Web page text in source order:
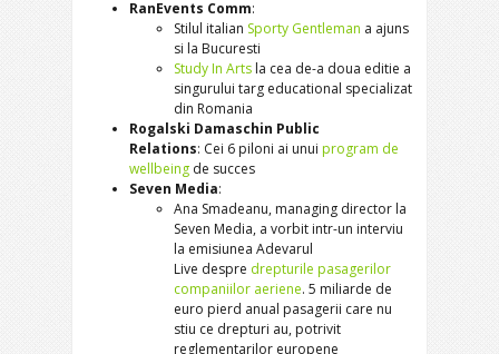
RanEvents Comm:
Stilul italian Sporty Gentleman a ajuns
si la Bucuresti
Study In Arts la cea de-a doua editie a
singurului targ educational specializat
din Romania
Rogalski Damaschin Public
Relations: Cei 6 piloni ai unui program de
wellbeing de succes
Seven Media:
Ana Smadeanu, managing director la
Seven Media, a vorbit intr-un interviu
la emisiunea Adevarul
Live despre drepturile pasagerilor
companiilor aeriene. 5 miliarde de
euro pierd anual pasagerii care nu
stiu ce drepturi au, potrivit
reglementarilor europene